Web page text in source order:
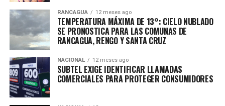
RANCAGUA 12 meses ago
TEMPERATURA MÁXIMA DE 13°: CIELO NUBLADO
SE PRONOSTICA PARA LAS COMUNAS DE
RANCAGUA, RENGO Y SANTA CRUZ
NACIONAL 12 meses ago
SUBTEL EXIGE IDENTIFICAR LLAMADAS
COMERCIALES PARA PROTEGER CONSUMIDORES